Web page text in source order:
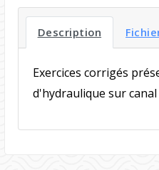
Description
Exercices corrigés
d'hydraulique sur